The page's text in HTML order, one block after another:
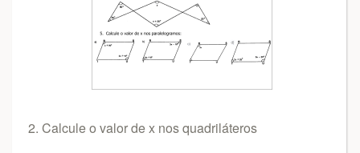
2. Calcule o valor de x nos quadriláteros